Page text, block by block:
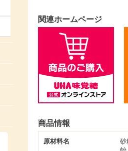
関連ホームページ
商品情報
原材料名